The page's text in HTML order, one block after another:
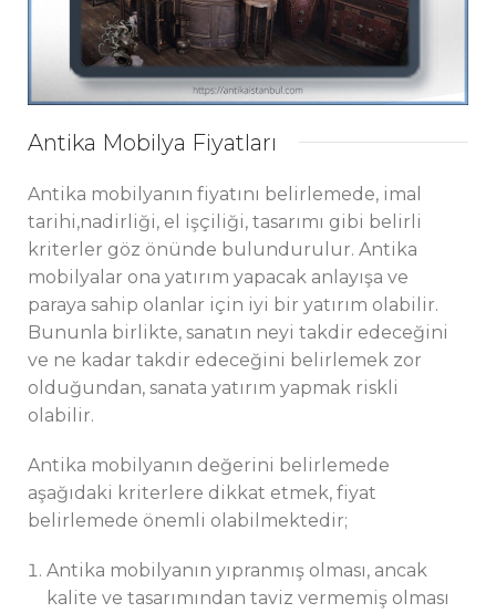
Antika Mobilya Fiyatları
Antika mobilyanın fiyatını belirlemede, imal
tarihi,nadirliği, el işçiliği, tasarımı gibi belirli
kriterler göz önünde bulundurulur. Antika
mobilyalar ona yatırım yapacak anlayışa ve
paraya sahip olanlar için iyi bir yatırım olabilir.
Bununla birlikte, sanatın neyi takdir edeceğini
ve ne kadar takdir edeceğini belirlemek zor
olduğundan, sanata yatırım yapmak riskli
olabilir.
Antika mobilyanın değerini belirlemede
aşağıdaki kriterlere dikkat etmek, fiyat
belirlemede önemli olabilmektedir;
Antika mobilyanın yıpranmış olması, ancak
kalite ve tasarımından taviz vermemiş olması